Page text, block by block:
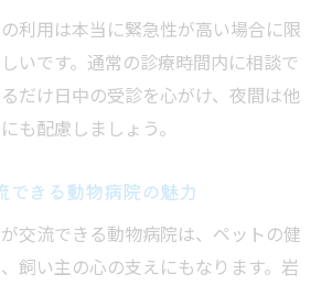
利用は本当に緊急性が高い場合に限
いです。通常の診療時間内に相談で
だけ日中の受診を心がけ、夜間は他
も配慮しましょう。
できる動物病院の魅力
交流できる動物病院は、ペットの健
飼い主の心の支えにもなります。岩